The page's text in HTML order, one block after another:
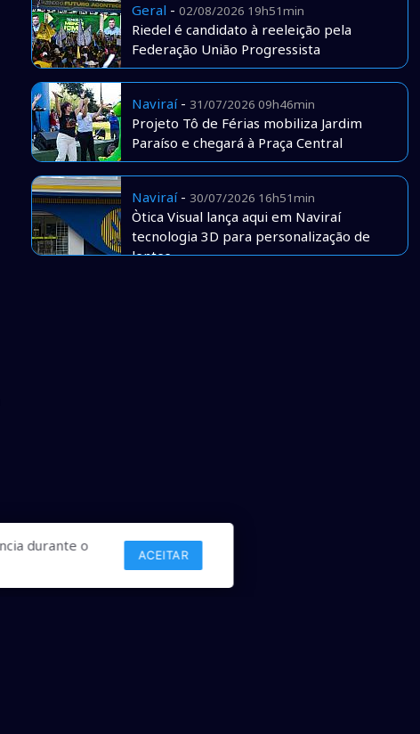
Geral - 02/08/2026 19h51min
Riedel é candidato à reeleição pela
Federação União Progressista
Naviraí- 31/07/2026 09h46min
Projeto Tô de Férias mobiliza Jardim
Paraíso e chegará à Praça Central
Naviraí- 30/07/2026 16h51min
Òtica Visual lança aqui em Naviraí
tecnologia 3D para personalização de
lentes
durante o
ACEITAR